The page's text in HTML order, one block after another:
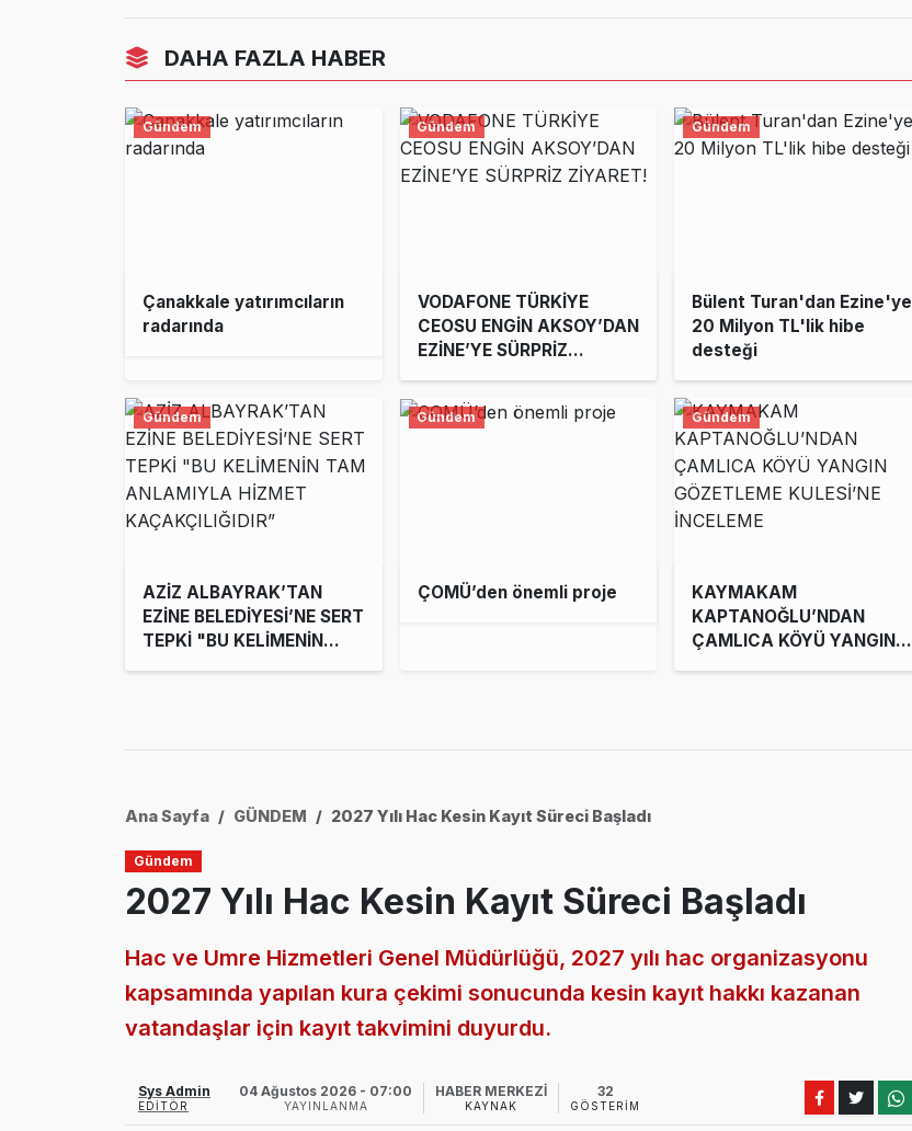
DAHA FAZLA HABER
Gündem
Çanakkale yatırımcıların
radarında
Gündem
VODAFONE TÜRKİYE
CEOSU ENGİN AKSOY’DAN
EZİNE’YE SÜRPRİZ
Gündem
Bülent Turan'dan Ezine'ye
20 Milyon TL'lik hibe
desteği
Gündem
AZİZ ALBAYRAK’TAN
EZİNE BELEDİYESİ’NE SERT
TEPKİ "BU KELİMENİN
Gündem
ÇOMÜ’den önemli proje
Gündem
KAYMAKAM
KAPTANOĞLU’NDAN
ÇAMLICA KÖYÜ YANGIN
Ana Sayfa GÜNDEM 2027 Yılı Hac Kesin Kayıt Süreci Başladı
Gündem
2027 Yılı Hac Kesin Kayıt Süreci Başladı
Hac ve Umre Hizmetleri Genel Müdürlüğü, 2027 yılı hac organizasyonu
kapsamında yapılan kura çekimi sonucunda kesin kayıt hakkı kazanan
vatandaşlar için kayıt takvimini duyurdu.
Sys Admin
EDITÖR
04 Ağustos 2026 - 07:00
YAYINLANMA
HABER MERKEZİ
KAYNAK
32
GÖSTERIM